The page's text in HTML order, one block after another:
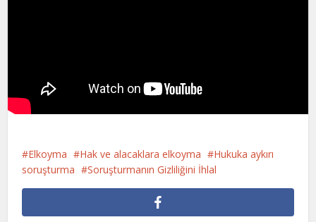
Elkoyma Hak ve alacaklara elkoyma
Hukuka aykırı
soruşturma
Soruşturmanın Gizliliğini İhlal